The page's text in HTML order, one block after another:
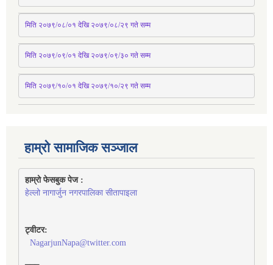
मिति २०७९/०८/०१ देखि २०७९/०८/२९ गते सम्म
मिति २०७९/०९/०१ देखि २०७९/०९/३० गते सम्म
मिति २०७९/१०/०१ देखि २०७९/१०/२९ गते सम्म
हाम्रो सामाजिक सञ्जाल
हाम्रो फेसबुक पेज :
हेल्लो नागार्जुन नगरपालिका सीतापाइला
ट्वीटर:
NagarjunNapa@twitter.com